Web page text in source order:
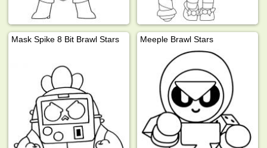
Mask Spike 8 Bit Brawl Stars Meeple Brawl Stars